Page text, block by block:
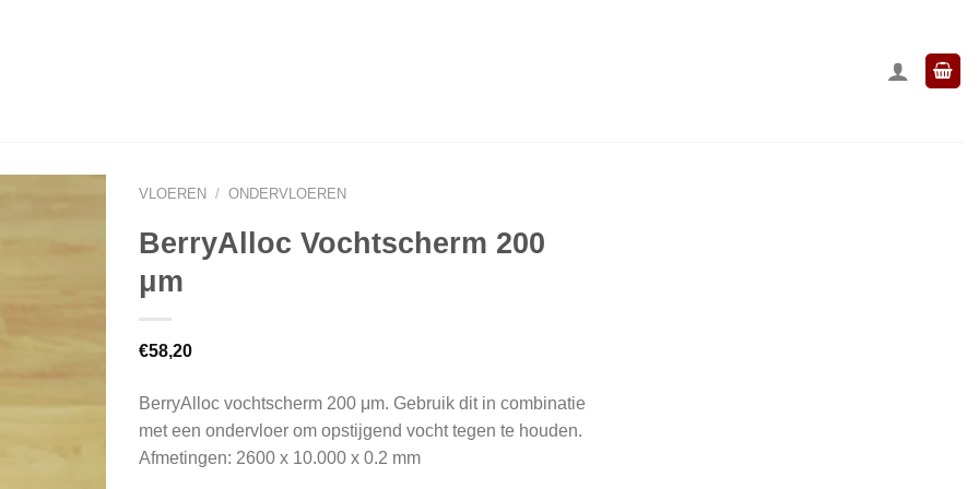
VLOEREN / ONDERVLOEREN
BerryAlloc Vochtscherm 200
μm
€58,20
BerryAlloc vochtscherm 200 μm. Gebruik dit in combinatie
met een ondervloer om opstijgend vocht tegen te houden.
Afmetingen: 2600 x 10.000 x 0.2 mm